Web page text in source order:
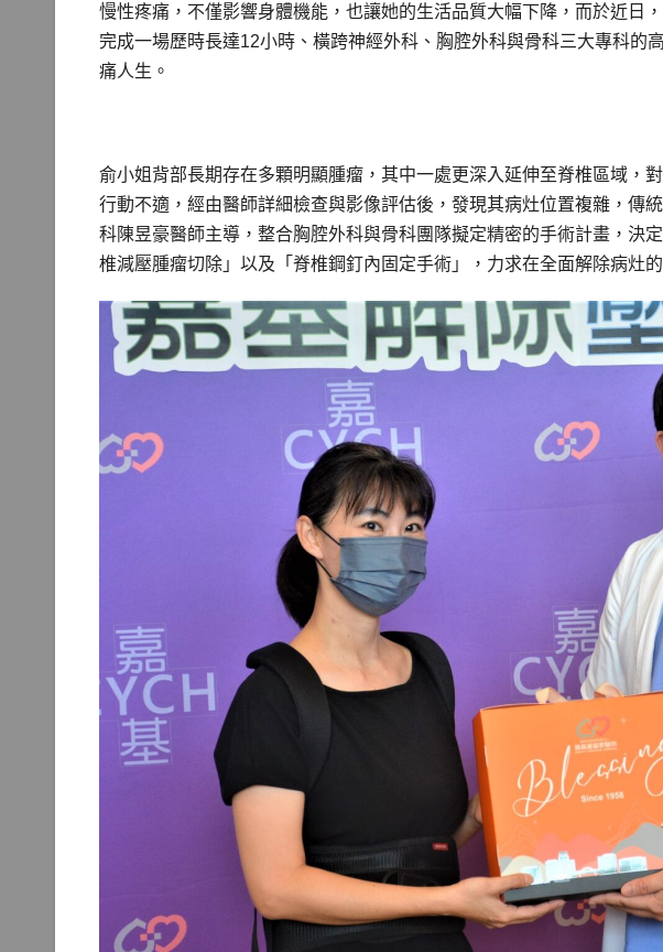
慢性疼痛，不僅影響身體機能，也讓她的生活品質大幅下降，而於近日
完成一場歷時長達12小時、橫跨神經外科、胸腔外科與骨科三大專科的
痛人生。
俞小姐背部長期存在多顆明顯腫瘤，其中一處更深入延伸至脊椎區域，
行動不適，經由醫師詳細檢查與影像評估後，發現其病灶位置複雜，傳
科陳昱豪醫師主導，整合胸腔外科與骨科團隊擬定精密的手術計畫，決
椎減壓腫瘤切除」以及「脊椎鋼釘內固定手術」，力求在全面解除病灶